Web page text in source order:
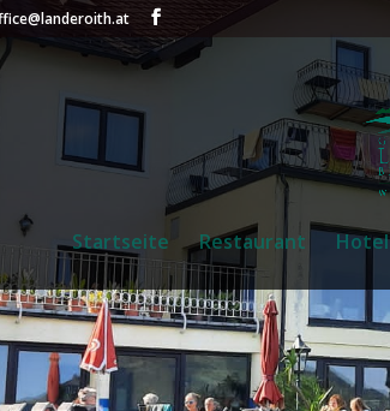
Startseite Restaurant Hotel